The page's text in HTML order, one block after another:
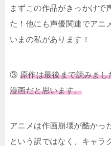
まずこの作品がきっかけで
た！他にも声優関連でアニ
いまの私があります！
③ 原作は最後まで読みま
漫画だと思います。
アニメは作画崩壊が酷かっ
という訳ではなく、キャラ